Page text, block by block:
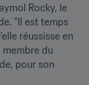
Rocky, le
"Il est temps
réussisse en
membre du
pour son